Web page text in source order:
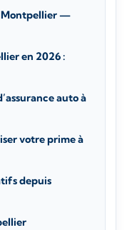
Montpellier —
en 2026 :
auto à
votre prime à
depuis